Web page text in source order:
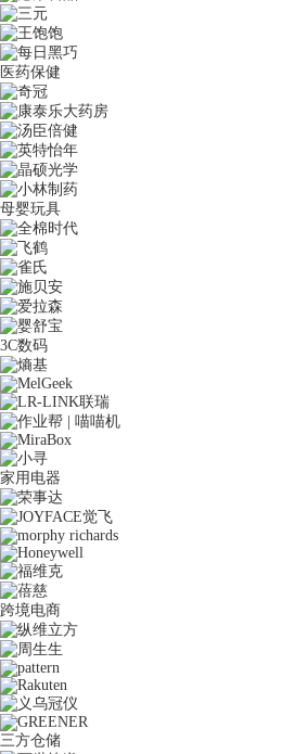
医药保健
母婴玩具
3C数码
家用电器
跨境电商
三方仓储